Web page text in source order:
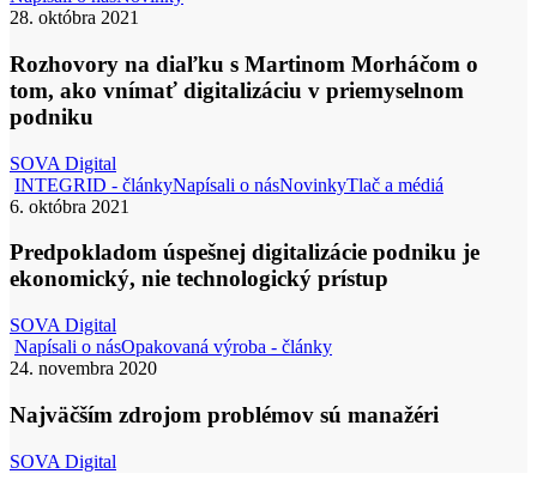
s
Martinom
Morháčom
vnímať
priemyselnom
podniku
28. októbra 2021
Rozhovory na diaľku s Martinom Morháčom o
tom, ako vnímať digitalizáciu v priemyselnom
podniku
SOVA Digital
INTEGRID - článkyNapísali o násNovinkyTlač a médiá
podniku
6. októbra 2021
Predpokladom úspešnej digitalizácie podniku je
ekonomický, nie technologický prístup
SOVA Digital
Napísali o násOpakovaná výroba - článkyNajväčším
sú
24. novembra 2020
Najväčším zdrojom problémov sú manažéri
SOVA Digital